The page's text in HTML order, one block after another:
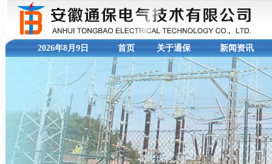
2026年8月9日 首页 关于通保 新闻资讯